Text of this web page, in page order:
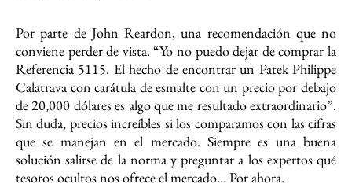
Por parte de John Reardon, una recomendación que no
conviene perder de vista. “Yo no puedo dejar de comprar la
Referencia 5115. El hecho de encontrar un Patek Philippe
Calatrava con carátula de esmalte con un precio por debajo
de 20,000 dólares es algo que me resultado extraordinario”.
Sin duda, precios increíbles si los comparamos con las cifras
que se manejan en el mercado. Siempre es una buena
solución salirse de la norma y preguntar a los expertos qué
tesoros ocultos nos ofrece el mercado… Por ahora.